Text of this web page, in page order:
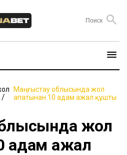
Маңғыстау облысында жол
апатынан 10 адам ажал құшты
жол
адам ажал